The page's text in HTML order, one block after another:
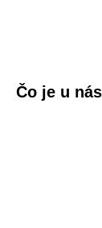
Čo je u nás